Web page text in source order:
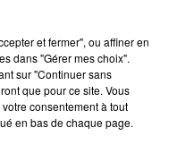
soirée, un
par les
du stage
effectué.
et fermer", ou affiner en
dans "Gérer mes choix".
sur "Continuer sans
que pour ce site. Vous
consentement à tout
en bas de chaque page.